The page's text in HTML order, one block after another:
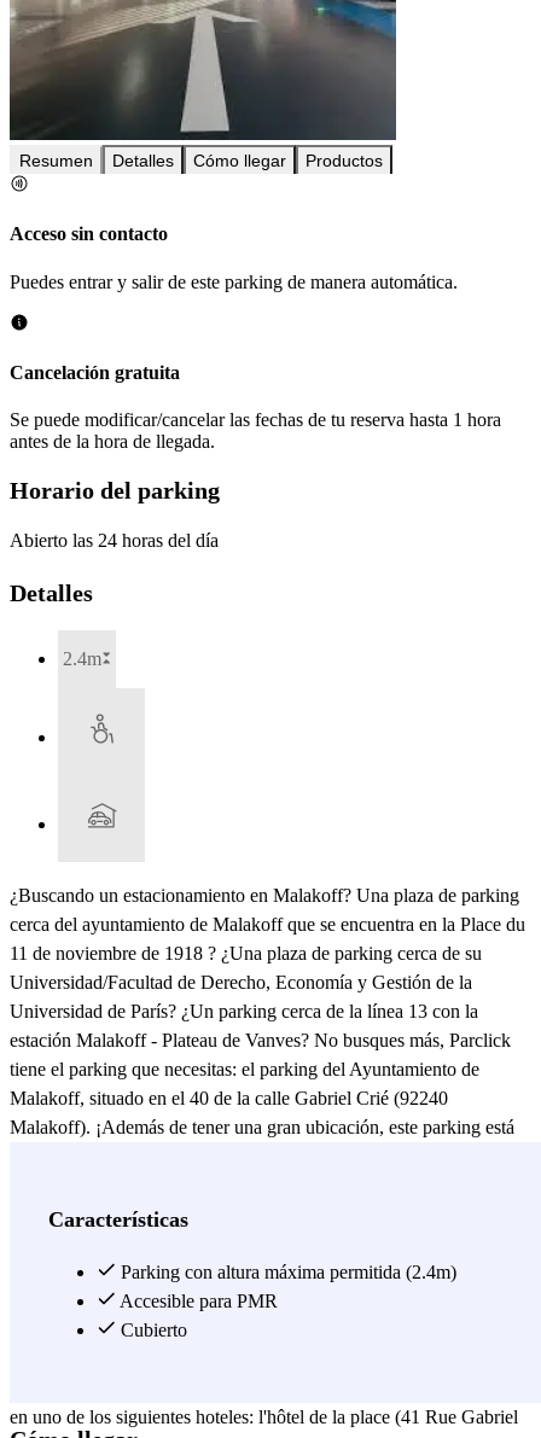
Resumen Detalles Cómo llegar Productos
Acceso sin contacto
Puedes entrar y salir de este parking de manera automática.
Cancelación gratuita
Se puede modificar/cancelar las fechas de tu reserva hasta 1 hora
antes de la hora de llegada.
Horario del parking
Abierto las 24 horas del día
Detalles
2.4m
¿Buscando un estacionamiento en Malakoff? Una plaza de parking
cerca del ayuntamiento de Malakoff que se encuentra en la Place du
11 de noviembre de 1918 ? ¿Una plaza de parking cerca de su
Universidad/Facultad de Derecho, Economía y Gestión de la
Universidad de París? ¿Un parking cerca de la línea 13 con la
estación Malakoff - Plateau de Vanves? No busques más, Parclick
tiene el parking que necesitas: el parking del Ayuntamiento de
Malakoff, situado en el 40 de la calle Gabriel Crié (92240
Malakoff). ¡Además de tener una gran ubicación, este parking está
de la avenida Pierre Larousse y, por lo tanto, muy cerca del parking
Charles Rigoulot (18 Avenue de la Porte Brancion, 75015 Paris,
Francia), la Residencia de Estudiantes Studéa Vanves Bleuzen (27-
35 Rue Jean Bleuzen, 92170 Vanves, Francia) así como la EMC -
en uno de los siguientes hoteles: l'hôtel de la place (41 Rue Gabriel
Características
Parking con altura máxima permitida (2.4m)
Accesible para PMR
Cubierto